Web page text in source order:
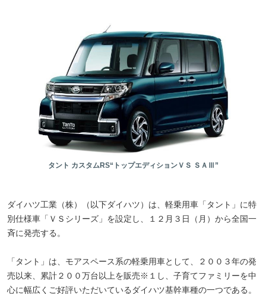
タント カスタムRS“トップエディションＶＳ ＳＡⅢ”
ダイハツ工業（株）（以下ダイハツ）は、軽乗用車「タント」に特
別仕様車「ＶＳシリーズ」を設定し、１２月３日（月）から全国一
斉に発売する。
「タント」は、モアスペース系の軽乗用車として、２００３年の発
売以来、累計２００万台以上を販売※１し、子育てファミリーを中
心に幅広くご好評いただいているダイハツ基幹車種の一つである。